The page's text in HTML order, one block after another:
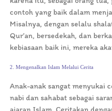
contoh yang baik dalam
Misalnya, dengan selalu
Qur’an, bersedekah, dan
kebiasaan baik ini, mereka
2. Mengenalkan Islam Melalui Cerita
Anak-anak sangat menyukai
nabi dan sahabat sebagai